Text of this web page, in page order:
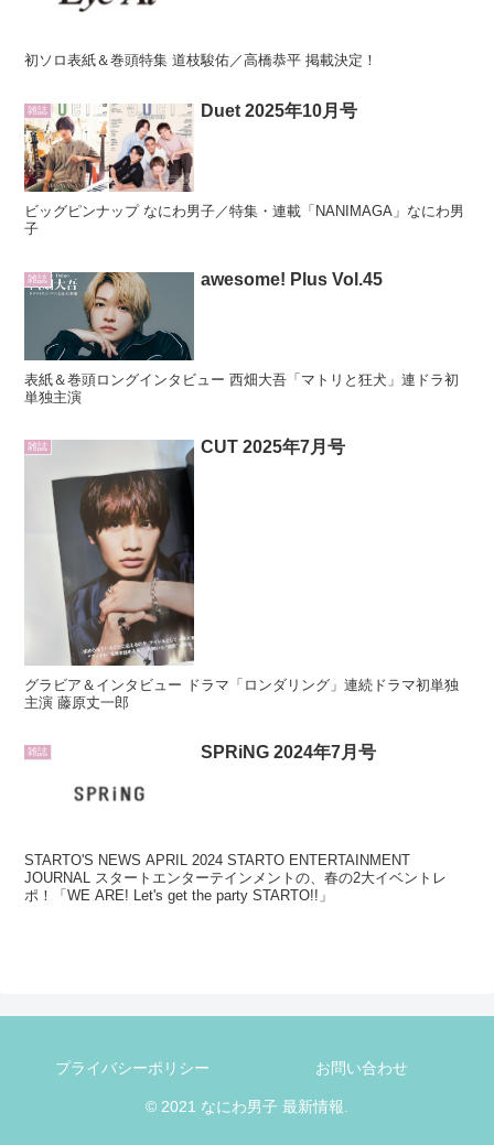
初ソロ表紙＆巻頭特集 道枝駿佑／高橋恭平 掲載決定！
雑誌 Duet 2025年10月号
ビッグピンナップ なにわ男子／特集・連載「NANIMAGA」なにわ男
子
雑誌 awesome! Plus Vol.45
表紙＆巻頭ロングインタビュー 西畑大吾「マトリと狂犬」連ドラ初
単独主演
雑誌 CUT 2025年7月号
グラビア＆インタビュー ドラマ「ロンダリング」連続ドラマ初単独
主演 藤原丈一郎
雑誌 SPRiNG 2024年7月号
STARTO'S NEWS APRIL 2024 STARTO ENTERTAINMENT
JOURNAL スタートエンターテインメントの、春の2大イベントレ
ポ！「WE ARE! Let's get the party STARTO!!」
プライバシーポリシー お問い合わせ
© 2021 なにわ男子 最新情報.